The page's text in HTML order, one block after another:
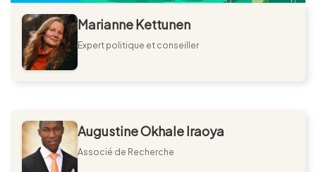
Marianne Kettunen
Expert politique et conseiller
Augustine Okhale Iraoya
Associé de Recherche